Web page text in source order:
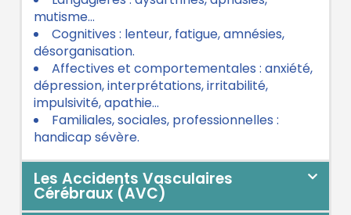
mutisme…
Cognitives : lenteur, fatigue, amnésies,
désorganisation.
Affectives et comportementales : anxiété,
dépression, interprétations, irritabilité,
impulsivité, apathie…
Familiales, sociales, professionnelles :
handicap sévère.
Les Accidents Vasculaires
Cérébraux (AVC)